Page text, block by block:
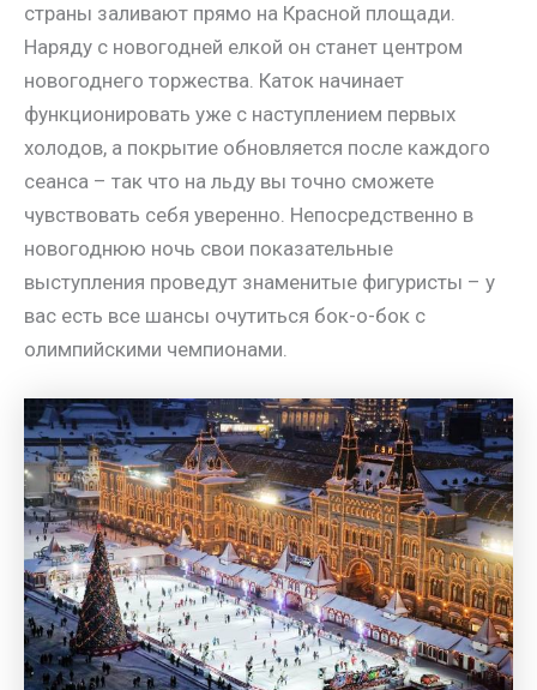
страны заливают прямо на Красной площади.
Наряду с новогодней елкой он станет центром
новогоднего торжества. Каток начинает
функционировать уже с наступлением первых
холодов, а покрытие обновляется после каждого
сеанса – так что на льду вы точно сможете
чувствовать себя уверенно. Непосредственно в
новогоднюю ночь свои показательные
выступления проведут знаменитые фигуристы – у
вас есть все шансы очутиться бок-о-бок с
олимпийскими чемпионами.